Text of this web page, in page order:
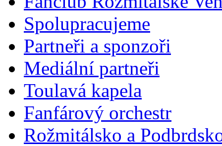
Spolupracujeme
Partneři a sponzoři
Mediální partneři
Toulavá kapela
Fanfárový orchestr
Rožmitálsko a